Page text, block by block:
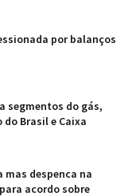
por balanços
segmentos do gás,
Brasil e Caixa
despenca na
acordo sobre